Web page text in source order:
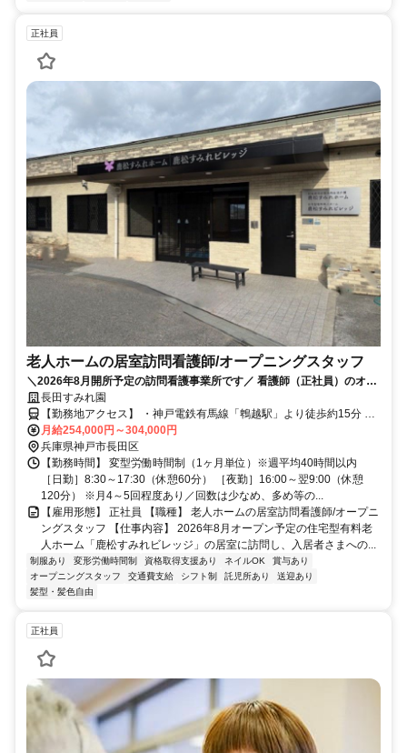
正社員
老人ホームの居室訪問看護師/オープニングスタッフ
＼2026年8月開所予定の訪問看護事業所です／ 看護師（正社員）のオー
プニング募集！みんな一緒のスタートで安心＊
長田すみれ園
【勤務地アクセス】 ・神戸電鉄有馬線「鵯越駅」より徒歩約15分 ・
各線「新開地駅」より車で約13分 ＼「高速長田駅」から無料送迎バ
スあり／ 〇車・バイク・自転車通勤OK（無料駐車場あり）
月給254,000円～304,000円
兵庫県神戸市長田区
【勤務時間】 変型労働時間制（1ヶ月単位）※週平均40時間以内
［日勤］8:30～17:30（休憩60分） ［夜勤］16:00～翌9:00（休憩
120分） ※月4～5回程度あり／回数は少なめ、多め等の...
【雇用形態】 正社員 【職種】 老人ホームの居室訪問看護師/オープニ
ングスタッフ 【仕事内容】 2026年8月オープン予定の住宅型有料老
人ホーム「鹿松すみれビレッジ」の居室に訪問し、入居者さまへの...
制服あり 変形労働時間制 資格取得支援あり ネイルOK
賞与あり
オープニングスタッフ
交通費支給 シフト制 託児所あり
送迎あり
髪型・髪色自由
正社員